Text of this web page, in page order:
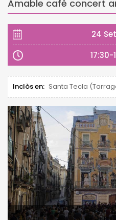
Amable cafè concert
24
17:30-
Inclòs en: Santa Tecla